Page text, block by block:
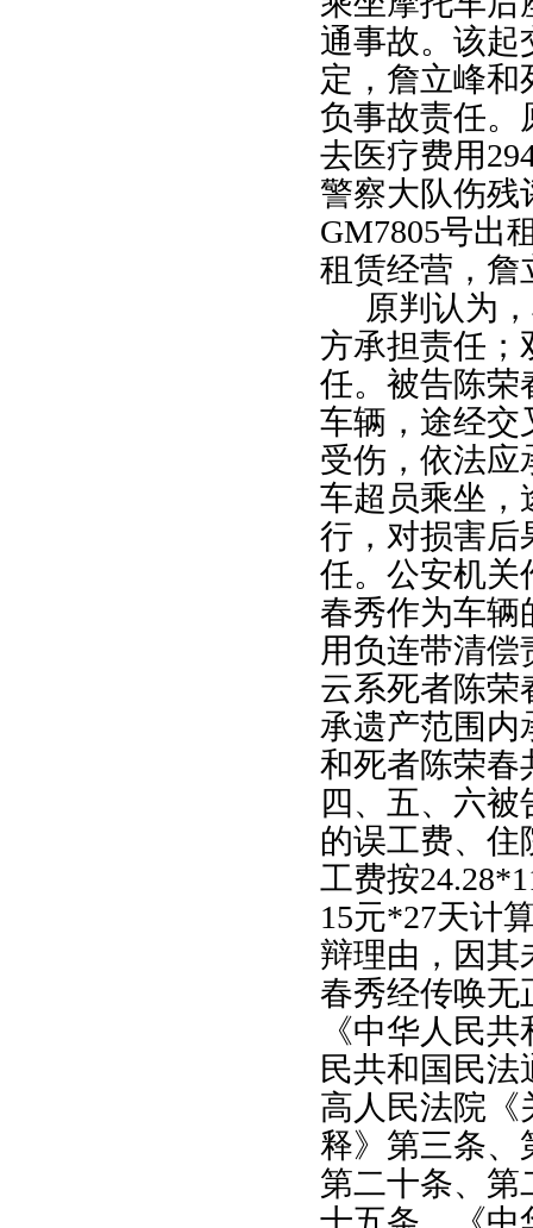
通事故。该起
定，詹立峰和
负事故责任。
去医疗费用
警察大队伤残
GM7805号出
租赁经营，詹
原判认为
方承担责任；
任。被告陈荣
车辆，途经交
受伤，依法应
车超员乘坐，
行，对损害后
任。公安机关
春秀作为车辆
用负连带清
云系死者陈荣
承遗产范围内
和死者陈荣春
四、五、六
的误工费、住
工费按
15元*27天计
辩理由，因其
春秀经传唤无
《中华人民
民共和国民
高人民法院《
释》第三条、
第二十条、第